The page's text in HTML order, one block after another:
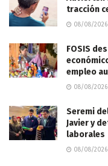
tracción
08/08/2026
FOSIS
empleo
08/08/2026
Seremi
Javier y
laborales
08/08/2026